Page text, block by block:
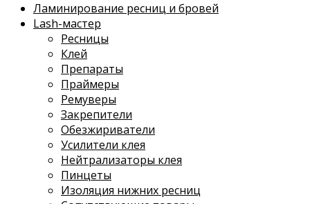
Ламинирование ресниц и бровей
Lash-мастер
Ресницы
Клей
Препараты
Праймеры
Ремуверы
Закрепители
Обезжириватели
Усилители клея
Нейтрализаторы клея
Пинцеты
Изоляция нижних ресниц